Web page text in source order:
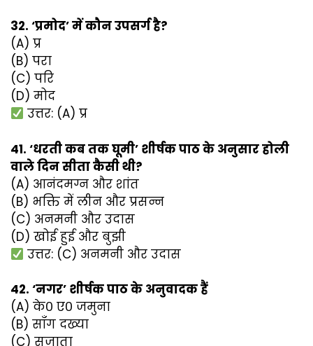
32. ‘प्रमोद’ में कौन उपसर्ग है?
(A) प्र
(B) परा
(C) परि
(D) मोद
उत्तर: (A) प्र
41. ‘धरती कब तक घूमी’ शीर्षक पाठ के अनुसार होली
वाले दिन सीता कैसी थी?
(A) आनंदमग्न और शांत
(B) भक्ति में लीन और प्रसन्न
(C) अनमनी और उदास
(D) खोई हुई और बुझी
उत्तर: (C) अनमनी और उदास
42. ‘नगर’ शीर्षक पाठ के अनुवादक हैं
(A) के० ए० जमुना
(B) सॉंग दख्या
(C) सुजाता